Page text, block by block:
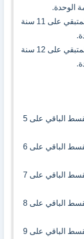
يدفع العميل 10% مقدما ويقسط المتبقي على 11 سنة
يدفع العميل 10% مقدما ويقسط المتبقي على 12 سنة
يسدد العميل 10% كمقدم تعاقد ويقسط الباقي على 5
يسدد العميل 10% كمقدم تعاقد ويقسط الباقي على 6
يسدد العميل 10% كمقدم تعاقد ويقسط الباقي على 7
يسدد العميل 10% كمقدم تعاقد ويقسط الباقي على 8
يسدد العميل 10% كمقدم تعاقد ويقسط الباقي على 9